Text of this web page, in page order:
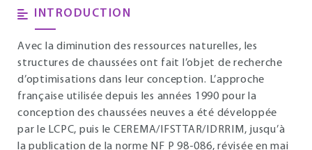
INTRODUCTION
Avec la diminution des ressources naturelles, les
structures de chaussées ont fait l’objet de recherche
d’optimisations dans leur conception. L’approche
française utilisée depuis les années 1990 pour la
conception des chaussées neuves a été développée
par le LCPC, puis le CEREMA/IFSTTAR/IDRRIM, jusqu’à
la publication de la norme NF P 98-086, révisée en mai